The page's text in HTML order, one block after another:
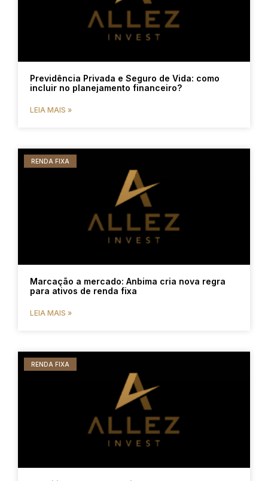
Previdência Privada e Seguro de Vida: como
incluir no planejamento financeiro?
LEIA MAIS »
RENDA FIXA
Marcação a mercado: Anbima cria nova regra
para ativos de renda fixa
LEIA MAIS »
RENDA FIXA